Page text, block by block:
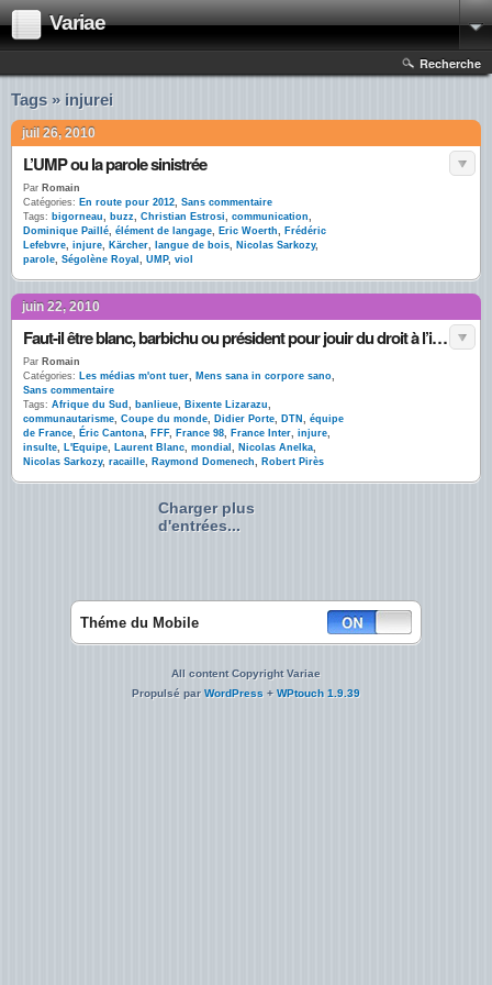
Variae
Recherche
Tags » injurei
juil 26, 2010
L’UMP ou la parole sinistrée
Par Romain
Catégories: En route pour 2012, Sans commentaire
Tags: bigorneau, buzz, Christian Estrosi, communication,
Dominique Paillé, élément de langage, Eric Woerth, Frédéric
Lefebvre, injure, Kärcher, langue de bois, Nicolas Sarkozy,
parole, Ségolène Royal , UMP, viol
juin 22, 2010
Faut-il être blanc, barbichu ou président pour jouir du droit à l’insulte ?
Par Romain
Catégories: Les médias m'ont tuer, Mens sana in corpore sano,
Sans commentaire
Tags: Afrique du Sud , banlieue, Bixente Lizarazu,
communautarisme, Coupe du monde, Didier Porte, DTN , équipe
de France, Éric Cantona, FFF, France 98, France Inter, injure,
insulte, L'Equipe, Laurent Blanc, mondial , Nicolas Anelka,
Nicolas Sarkozy, racaille, Raymond Domenech, Robert Pirès
Charger plus
d'entrées...
Théme du Mobile
All content Copyright Variae
Propulsé parWordPress + WPtouch 1.9.39